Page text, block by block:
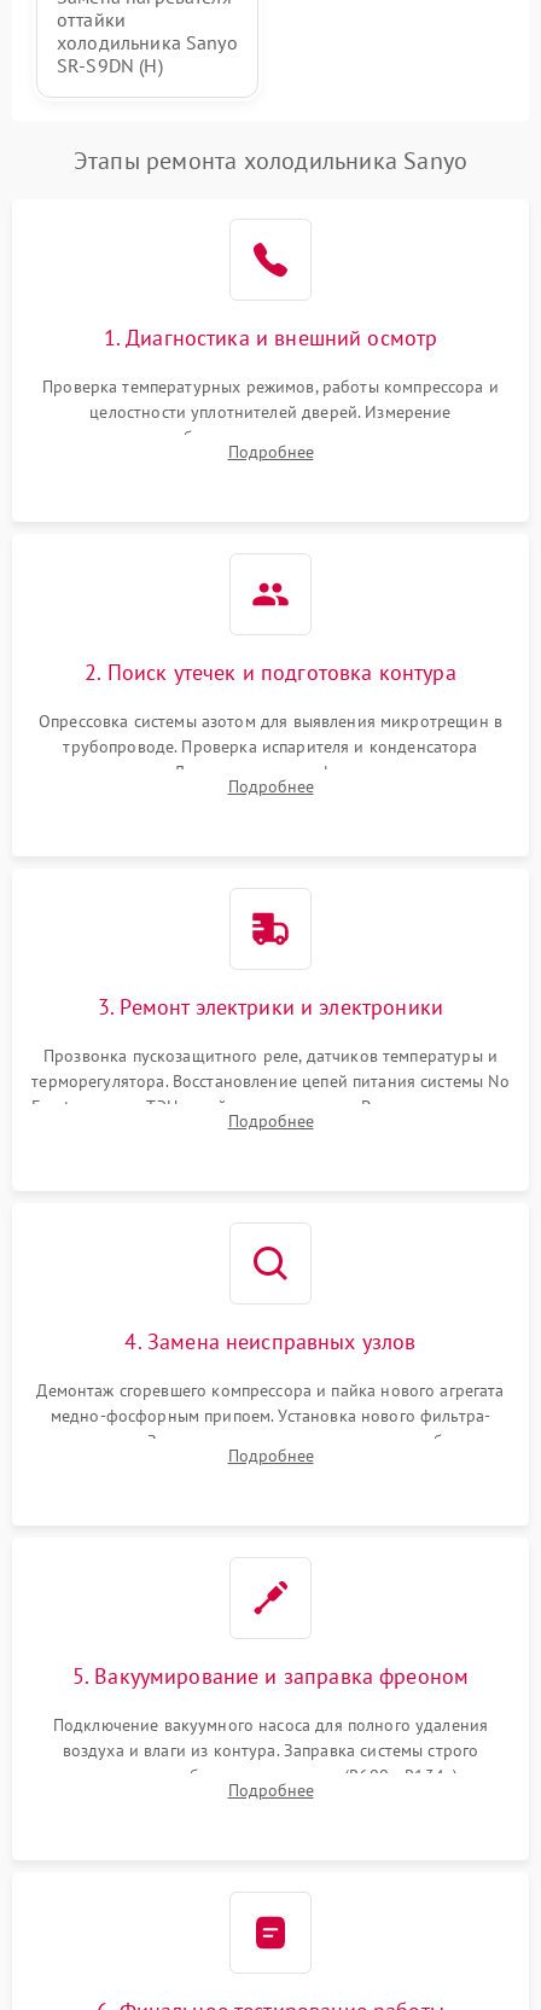
оттайки
холодильника Sanyo
SR-S9DN (H)
Этапы ремонта холодильника Sanyo
1. Диагностика и внешний осмотр
Проверка температурных режимов, работы компрессора и
целостности уплотнителей дверей. Измерение
сопротивления обмоток мотора, проверка термостата и
считывание кодов ошибок с электронного дисплея.
Подробнее
2. Поиск утечек и подготовка контура
Опрессовка системы азотом для выявления микротрещин в
трубопроводе. Проверка испарителя и конденсатора
течеискателем. Демонтаж старого фильтра-осушителя и
продувка капиллярной трубки для устранения засоров.
Подробнее
3. Ремонт электрики и электроники
Прозвонка пускозащитного реле, датчиков температуры и
терморегулятора. Восстановление цепей питания системы No
Frost, включая ТЭН оттайки и вентилятор. Ремонт или замена
платы управления при сбоях алгоритмов.
Подробнее
4. Замена неисправных узлов
Демонтаж сгоревшего компрессора и пайка нового агрегата
медно-фосфорным припоем. Установка нового фильтра-
осушителя. Замена изношенных вентиляторов обдува,
сломанных заслонок или поврежденных дверных петель.
Подробнее
5. Вакуумирование и заправка фреоном
Подключение вакуумного насоса для полного удаления
воздуха и влаги из контура. Заправка системы строго
дозированным объемом хладагента (R600a, R134a) по
электронным весам. Контроль рабочего давления в системе.
Подробнее